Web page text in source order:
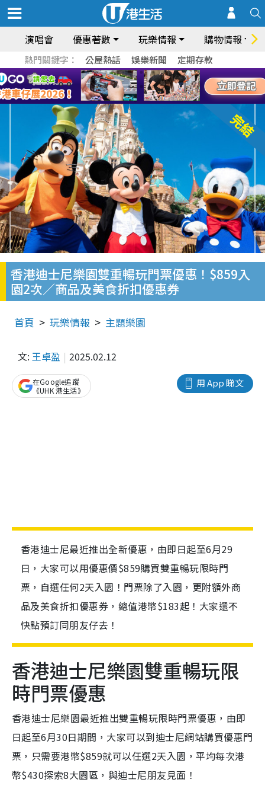
演唱會 優惠著數 玩樂情報 購物情報
熱門關鍵字： 公屋熱話 娛樂新聞 定期存款
香港迪士尼樂園雙重暢玩門票優惠！$859入
園2次／商品及美食折扣優惠券
首頁 玩樂情報 主題樂園
文: 王卓盈 2025.02.12
用 App 睇文
在Google追蹤
《UHK 港生活》
香港迪士尼最近推出全新優惠，由即日起至6月29
日，大家可以用優惠價$859購買雙重暢玩限時門
票，自選任何2天入園！門票除了入園，更附額外商
品及美食折扣優惠券，總值港幣$183起！大家還不
快點預訂同朋友仔去！
香港迪士尼樂園雙重暢玩限
時門票優惠
香港迪士尼樂園最近推出雙重暢玩限時門票優惠，由即
日起至6月30日期間，大家可以到迪士尼網站購買優惠門
票，只需要港幣$859就可以任選2天入園，平均每次港
幣$430探索8大園區，與迪士尼朋友見面！